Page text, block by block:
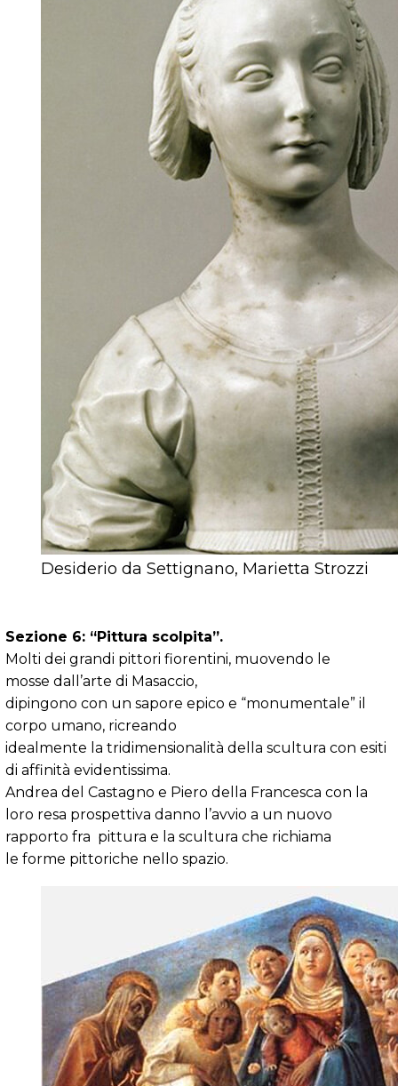
Desiderio da Settignano, Marietta Strozzi
Sezione 6: “Pittura scolpita”.
Molti dei grandi pittori fiorentini, muovendo le
mosse dall’arte di Masaccio,
dipingono con un sapore epico e “monumentale” il
corpo umano, ricreando
idealmente la tridimensionalità della scultura con esiti
di affinità evidentissima.
Andrea del Castagno e Piero della Francesca con la
loro resa prospettiva danno l’avvio a un nuovo
rapporto fra pittura e la scultura che richiama
le forme pittoriche nello spazio.